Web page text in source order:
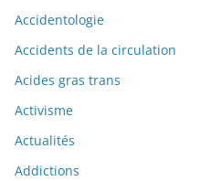
Accidentologie
Accidents de la circulation
Acides gras trans
Activisme
Actualités
Addictions